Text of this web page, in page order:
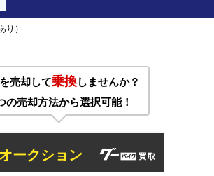
）
売却して乗換しませんか？
の売却方法から選択可能！
オークション